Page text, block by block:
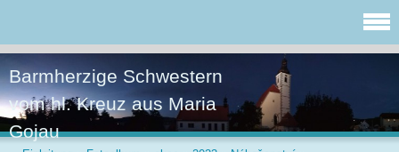
Barmherzige Schwestern
vom hl. Kreuz aus Maria
Gojau